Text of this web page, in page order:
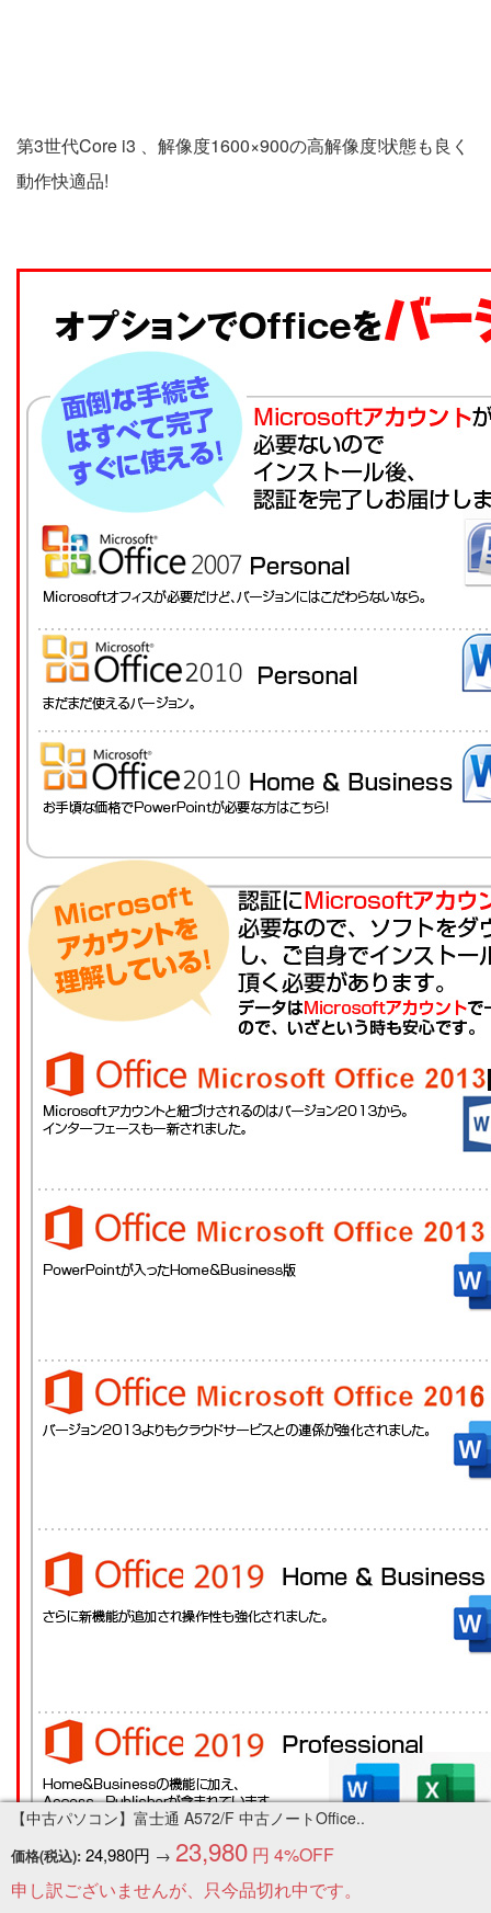
第3世代Core i3 、解像度1600×900の高解像度!状態も良く
動作快適品!
【中古パソコン】富士通 A572/F 中古ノートOffice..
価格(税込): 24,980円 → 23,980 円 4%OFF
申し訳ございませんが、只今品切れ中です。